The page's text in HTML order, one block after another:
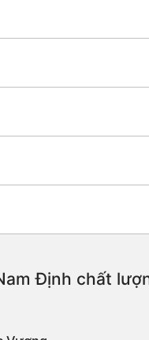
Định chất